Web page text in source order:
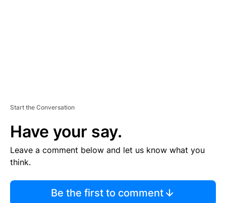
Start the Conversation
Have your say.
Leave a comment below and let us know what you
think.
Be the first to comment